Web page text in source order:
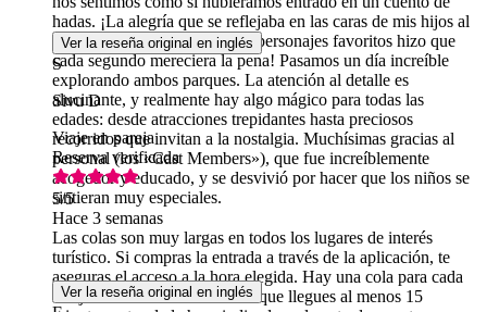
hadas. ¡La alegría que se reflejaba en las caras de mis hijos al
ver el castillo y conocer a sus personajes favoritos hizo que
cada segundo mereciera la pena! Pasamos un día increíble
explorando ambos parques. La atención al detalle es
alucinante, y realmente hay algo mágico para todas las
edades: desde atracciones trepidantes hasta preciosos
recorridos que invitan a la nostalgia. Muchísimas gracias al
personal (los «Cast Members»), que fue increíblemente
acogedor y educado, y se desvivió por hacer que los niños se
sintieran muy especiales.
Ver la reseña original en inglés
S
Sivu D
Viaje en pareja
Reserva verificada
5/5
Hace 3 semanas
Las colas son muy largas en todos los lugares de interés
turístico. Si compras la entrada a través de la aplicación, te
aseguras el acceso a la hora elegida. Hay una cola para cada
franja horaria. Te recomiendo que llegues al menos 15
Ver la reseña original en inglés